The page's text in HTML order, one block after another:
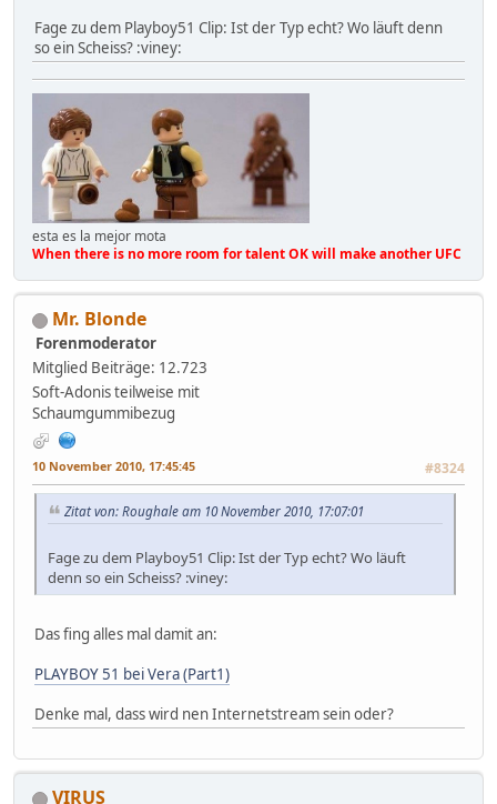
Fage zu dem Playboy51 Clip: Ist der Typ echt? Wo läuft denn
so ein Scheiss? :viney:
esta es la mejor mota
When there is no more room for talent OK will make another UFC
Mr. Blonde
Forenmoderator
Mitglied Beiträge: 12.723
Soft-Adonis teilweise mit
Schaumgummibezug
10 November 2010, 17:45:45 #8324
Zitat von: Roughale am 10 November 2010, 17:07:01
Fage zu dem Playboy51 Clip: Ist der Typ echt? Wo läuft
denn so ein Scheiss? :viney:
Das fing alles mal damit an:
PLAYBOY 51 bei Vera (Part1)
Denke mal, dass wird nen Internetstream sein oder?
VIRUS